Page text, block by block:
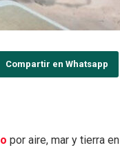
Compartir en Whatsapp
por aire, mar y tierra en